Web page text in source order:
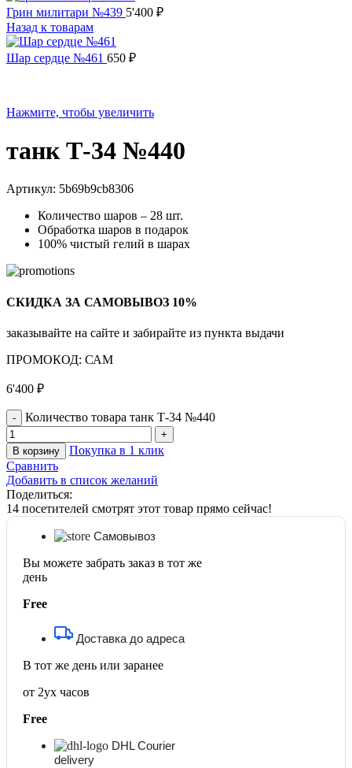
Грин милитари №439 5'400 ₽
Назад к товарам
Шар сердце №461 650 ₽
Нажмите, чтобы увеличить
танк Т-34 №440
Артикул: 5b69b9cb8306
Количество шаров – 28 шт.
Обработка шаров в подарок
100% чистый гелий в шарах
СКИДКА ЗА САМОВЫВОЗ 10%
заказывайте на сайте и забирайте из пункта выдачи
ПРОМОКОД: САМ
6'400 ₽
Количество товара танк Т-34 №440
В корзину
Покупка в 1 клик
Сравнить
Добавить в список желаний
Поделиться:
14 посетителей смотрят этот товар прямо сейчас!
Самовывоз
Вы можете забрать заказ в тот же
день
Free
Доставка до адреса
В тот же день или заранее
от 2ух часов
Free
DHL Courier
delivery